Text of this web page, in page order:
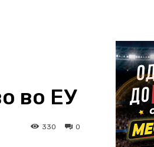
во ЕУ
0
330